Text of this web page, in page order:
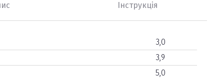
Інструкція
3,0
3,9
5,0